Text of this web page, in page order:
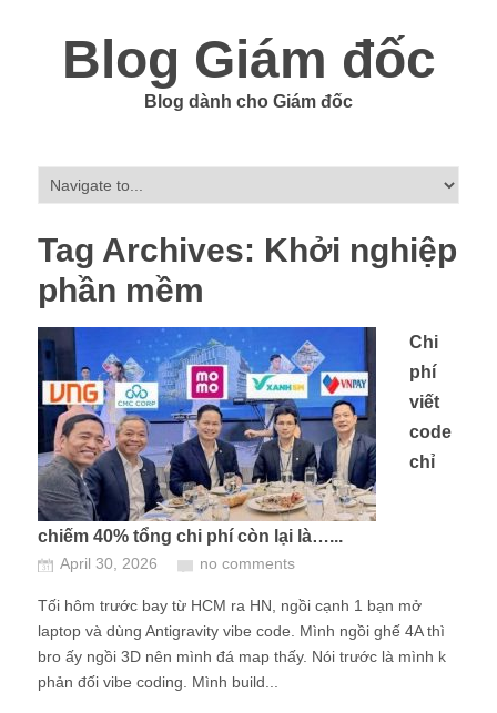
Blog Giám đốc
Blog dành cho Giám đốc
Tag Archives: Khởi nghiệp
phần mềm
Chi
phí
viết
code
chỉ
chiếm 40% tổng chi phí còn lại là…...
April 30, 2026 no comments
Tối hôm trước bay từ HCM ra HN, ngồi cạnh 1 bạn mở
laptop và dùng Antigravity vibe code. Mình ngồi ghế 4A thì
bro ấy ngồi 3D nên mình đá map thấy. Nói trước là mình k
phản đối vibe coding. Mình build...